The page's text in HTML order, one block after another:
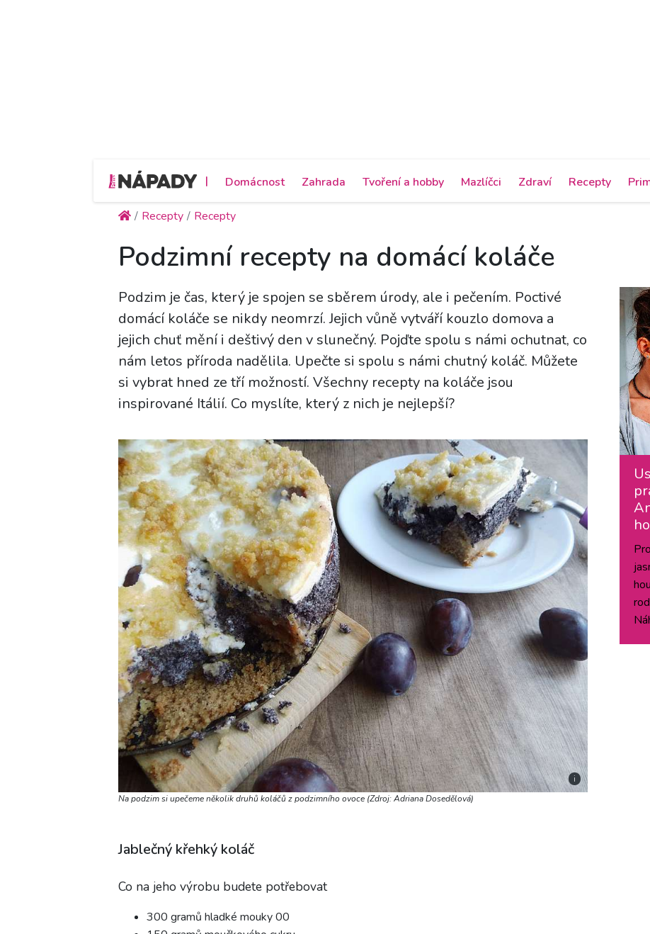
| Domácnost Zahrada Tvoření a hobby Mazlíčci Zdraví Recepty
Recepty Recepty
Podzimní recepty na domácí koláče
Podzim je čas, který je spojen se sběrem úrody, ale i pečením. Poctivé
domácí koláče se nikdy neomrzí. Jejich vůně vytváří kouzlo domova a
jejich chuť mění i deštivý den v slunečný. Pojďte spolu s námi ochutnat, co
nám letos příroda nadělila. Upečte si spolu s námi chutný koláč. Můžete
si vybrat hned ze tří možností. Všechny recepty na koláče jsou
inspirované Itálií. Co myslíte, který z nich je nejlepší?
i
Na podzim si upečeme několik druhů koláčů z podzimního ovoce (Zdroj: Adriana Dosedělová)
Jablečný křehký koláč
Co na jeho výrobu budete potřebovat
300 gramů hladké mouky 00